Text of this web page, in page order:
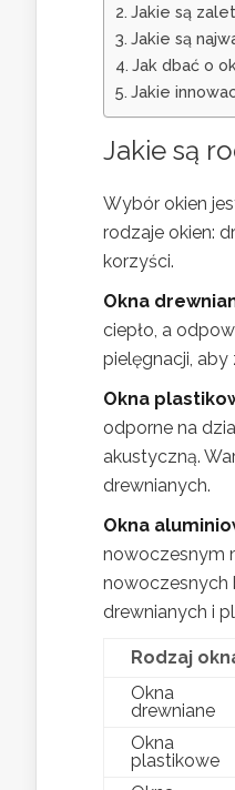
Jakie są
Jakie są
Jak dbać o
Jakie
Jakie są
Wybór okien
rodzaje okien:
korzyści.
Okna
ciepło, a
pielęgnacji,
Okna
odporne na
akustyczną.
drewnianych.
Okna
nowoczesnym
nowoczesnych
drewnianych i
Rodzaj
Okna
drewniane
Okna
plastikowe